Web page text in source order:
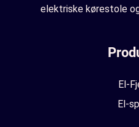
elektriske kørestole
El-
El-